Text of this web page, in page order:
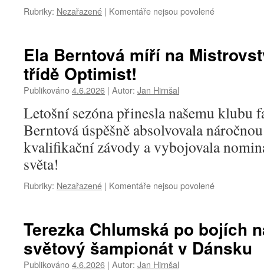
Rubriky: Nezařazené | Komentáře nejsou povolenéu
Tereza
na
EurILCA
Cupu
Ela Berntová míří na
třídě Optimist!
Publikováno4.6.2026 | Autor: Jan Hirnšal
Letošní sezóna přinesla našemu klubu
Berntová úspěšně absolvovala
kvalifikační závody a vybojovala
světa!
Rubriky: Nezařazené | Komentáře nejsou povolenéu
Ela
Berntová
míří
Terezka Chlumská po bojích
světový šampionát v Dánsku
Publikováno4.6.2026 | Autor: Jan Hirnšal